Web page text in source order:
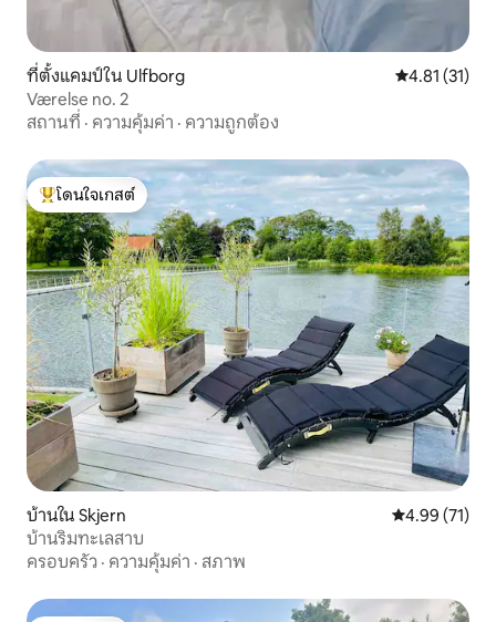
ที่ตั้งแคมป์ใน Ulfborg คะแนนเฉลี่ย
4.81 (31)
Værelse no. 2
สถานที่ · ความคุ้มค่า · ความถูกต้อง
โดนใจเกสต์ที่สุด
โดนใจเกสต์
บ้านใน Skjern คะแนนเฉลี่ย
4.99 (71)
บ้านริมทะเลสาบ
ครอบครัว · ความคุ้มค่า · สภาพ